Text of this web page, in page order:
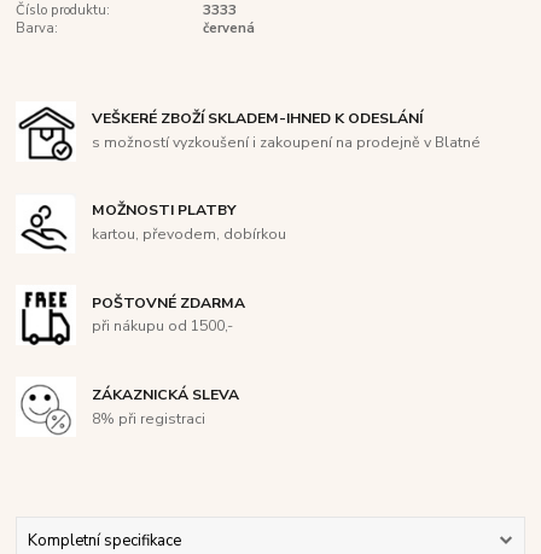
Číslo produktu:
3333
Barva:
červená
VEŠKERÉ ZBOŽÍ SKLADEM-IHNED K ODESLÁNÍ
s možností vyzkoušení i zakoupení na prodejně v Blatné
MOŽNOSTI PLATBY
kartou, převodem, dobírkou
POŠTOVNÉ ZDARMA
při nákupu od 1500,-
ZÁKAZNICKÁ SLEVA
8% při registraci
Kompletní specifikace